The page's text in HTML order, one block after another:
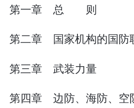
第一章 总 则
第二章 国家机构的国防
第三章 武装力量
第四章 边防、海防、空